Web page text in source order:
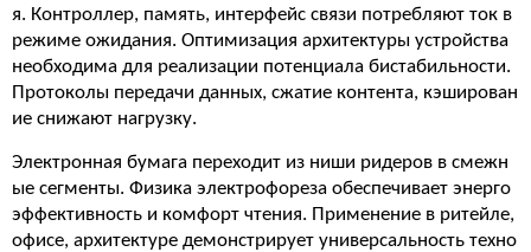
я. Контроллер, память, интерфейс связи потребляют ток в
режиме ожидания. Оптимизация архитектуры устройства
необходима для реализации потенциала бистабильности.
Протоколы передачи данных, сжатие контента, кэширован
ие снижают нагрузку.
Электронная бумага переходит из ниши ридеров в смежн
ые сегменты. Физика электрофореза обеспечивает энерго
эффективность и комфорт чтения. Применение в ритейле,
офисе, архитектуре демонстрирует универсальность техно